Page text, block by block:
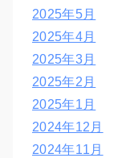
2025年5月
2025年4月
2025年3月
2025年2月
2025年1月
2024年12月
2024年11月